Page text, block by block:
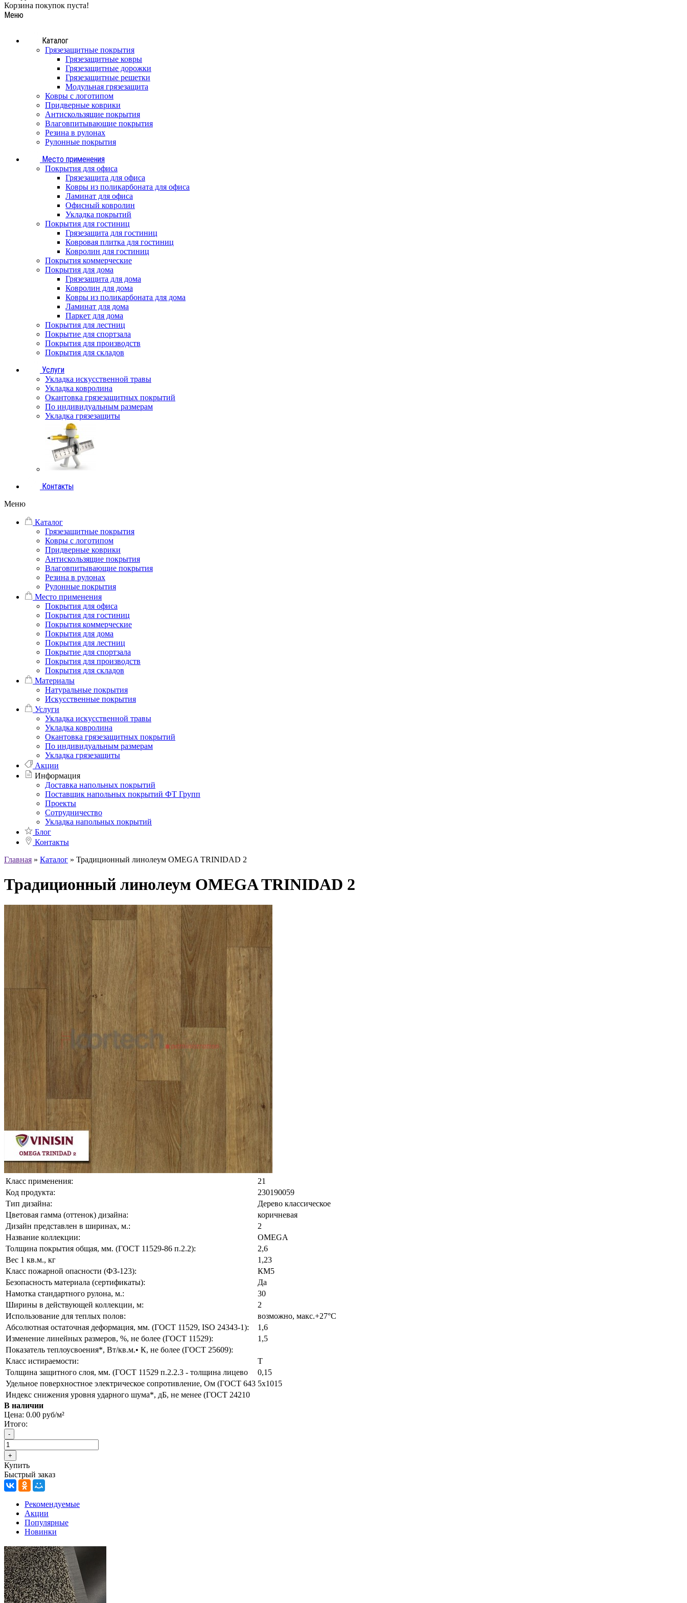
Корзина покупок пуста!
Меню
Каталог
Грязезащитные покрытия
Грязезащитные ковры
Грязезащитные дорожки
Грязезащитные решетки
Модульная грязезащита
Ковры с логотипом
Придверные коврики
Антискользящие покрытия
Влаговпитывающие покрытия
Резина в рулонах
Рулонные покрытия
Место применения
Покрытия для офиса
Грязезащита для офиса
Ковры из поликарбоната для офиса
Ламинат для офиса
Офисный ковролин
Укладка покрытий
Покрытия для гостиниц
Грязезащита для гостиниц
Ковровая плитка для гостиниц
Ковролин для гостиниц
Покрытия коммерческие
Покрытия для дома
Грязезащита для дома
Ковролин для дома
Ковры из поликарбоната для дома
Ламинат для дома
Паркет для дома
Покрытия для лестниц
Покрытие для спортзала
Покрытия для производств
Покрытия для складов
Услуги
Укладка искусственной травы
Укладка ковролина
Окантовка грязезащитных покрытий
По индивидуальным размерам
Укладка грязезащиты
Контакты
Меню
Каталог
Грязезащитные покрытия
Ковры с логотипом
Придверные коврики
Антискользящие покрытия
Влаговпитывающие покрытия
Резина в рулонах
Рулонные покрытия
Место применения
Покрытия для офиса
Покрытия для гостиниц
Покрытия коммерческие
Покрытия для дома
Покрытия для лестниц
Покрытие для спортзала
Покрытия для производств
Покрытия для складов
Материалы
Натуральные покрытия
Искусственные покрытия
Услуги
Укладка искусственной травы
Укладка ковролина
Окантовка грязезащитных покрытий
По индивидуальным размерам
Укладка грязезащиты
Акции
Информация
Доставка напольных покрытий
Поставщик напольных покрытий ФТ Групп
Проекты
Сотрудничество
Укладка напольных покрытий
Блог
Контакты
Главная » Каталог » Традиционный линолеум OMEGA TRINIDAD 2
Традиционный линолеум OMEGA TRINIDAD 2
Класс применения:
21
Код продукта:
230190059
Тип дизайна:
Дерево классическое
Цветовая гамма (оттенок) дизайна:
коричневая
Дизайн представлен в ширинах, м.:
2
Название коллекции:
OMEGA
Толщина покрытия общая, мм. (ГОСТ 11529-86 п.2.2):
2,6
Вес 1 кв.м., кг
1,23
Класс пожарной опасности (ФЗ-123):
КМ5
Безопасность материала (сертификаты):
Да
Намотка стандартного рулона, м.:
30
Ширины в действующей коллекции, м:
2
Использование для теплых полов:
возможно, макс.+27°С
Абсолютная остаточная деформация, мм. (ГОСТ 11529, ISO 24343-1):
1,6
Изменение линейных размеров, %, не более (ГОСТ 11529):
1,5
Показатель теплоусвоения*, Вт/кв.м.• К, не более (ГОСТ 25609):
Класс истираемости:
Т
Толщина защитного слоя, мм. (ГОСТ 11529 п.2.2.3 - толщина лицево
0,15
Удельное поверхностное электрическое сопротивление, Ом (ГОСТ 643 5x1015
Индекс снижения уровня ударного шума*, дБ, не менее (ГОСТ 24210
В наличии
Цена: 0.00 руб/м²
Итого:
Купить
Быстрый заказ
Рекомендуемые
Акции
Популярные
Новинки